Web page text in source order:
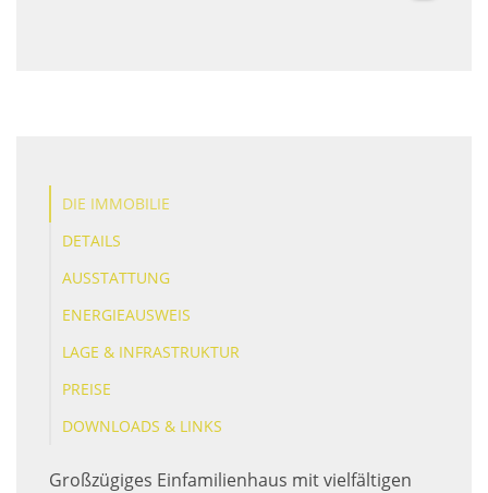
DIE IMMOBILIE
DETAILS
AUSSTATTUNG
ENERGIEAUSWEIS
LAGE & INFRASTRUKTUR
PREISE
DOWNLOADS & LINKS
Großzügiges Einfamilienhaus mit vielfältigen